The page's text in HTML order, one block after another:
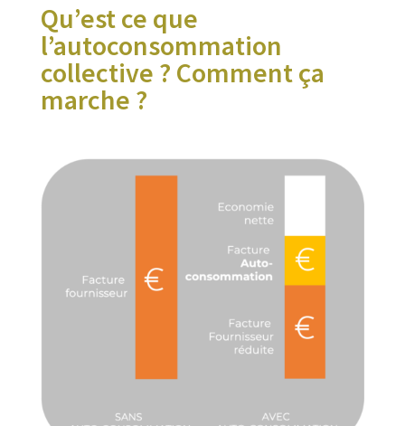
Qu’est ce que
l’autoconsommation
collective ? Comment ça
marche ?